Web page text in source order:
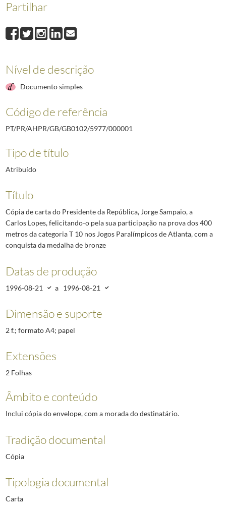
000006
000008Cópia de carta do Presidente da República, Jorge Sampaio, a João
000039
Cópia de carta do Presidente da República, Jorge Sampaio, à
Partilhar
Nível de descrição
Documento simples
Código de referência
PT/PR/AHPR/GB/GB0102/5977/000001
Tipo de título
Atribuído
Título
Cópia de carta do Presidente da República, Jorge Sampaio, a
Carlos Lopes, felicitando-o pela sua participação na prova dos 400
metros da categoria T 10 nos Jogos Paralímpicos de Atlanta, com a
conquista da medalha de bronze
Datas de produção
1996-08-21 a 1996-08-21
Dimensão e suporte
2 f.; formato A4; papel
Extensões
2 Folhas
Âmbito e conteúdo
Inclui cópia do envelope, com a morada do destinatário.
Tradição documental
Cópia
Tipologia documental
Carta